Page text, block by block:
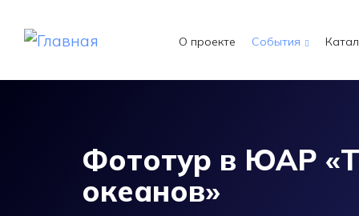
О проекте События
Фототур в ЮАР
океанов»